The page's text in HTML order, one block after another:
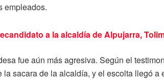
empleados.
a la alcaldía de Alpujarra,
fue aún más agresiva. Según el
sacara de la alcaldía, y el escolta llegó a